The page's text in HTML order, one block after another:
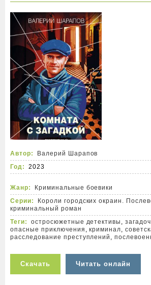
Автор:
Валерий Шарапов
Год:
2023
Жанр:
Криминальные боевики
Серии:
Короли городских окраин.
криминальный роман
Теги:
остросюжетные детективы ,
опасные приключения ,криминал,
расследование преступлений ,
Скачать Читать онлайн